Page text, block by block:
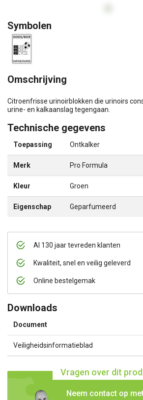
Al 130 jaar tevreden klanten
Kwaliteit, snel en veilig geleverd
Online bestelgemak
Downloads
Document
Veiligheidsinformatieblad
Vragen over dit
Neem contact op
Symbolen
Omschrijving
Citroenfrisse urinoirblokken die urinoirs
urine- en kalkaanslag tegengaan.
Technische gegevens
Toepassing Ontkalker
Merk Pro Formula
Kleur Groen
Eigenschap Geparfumeerd